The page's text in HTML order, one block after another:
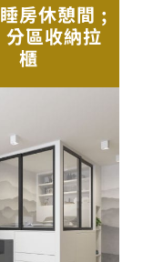
房休憩間 ;
區收納拉
櫃